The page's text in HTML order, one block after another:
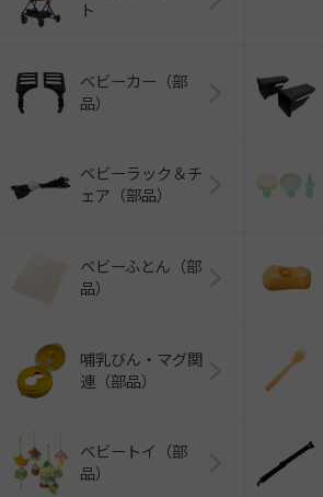
ト
ベビーカー（部
品）
ベビーラック＆チ
ェア（部品）
ベビーふとん（部
品）
哺乳びん・マグ関
連（部品）
ベビートイ（部
品）